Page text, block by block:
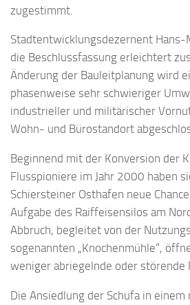
zugestimmt.
Stadtentwicklungsdezernent
die Beschlussfassung erleichtert
Änderung der Bauleitplanung wird
phasenweise sehr schwieriger
industrieller und militärischer
Wohn- und Bürostandort
Beginnend mit der Konversion der
Flusspioniere im Jahr 2000 haben
Schiersteiner Osthafen neue
Aufgabe des Raiffeisensilos am
Abbruch, begleitet von der
sogenannten „Knochenmühle“,
weniger abriegelnde oder störende
Die Ansiedlung der Schufa in